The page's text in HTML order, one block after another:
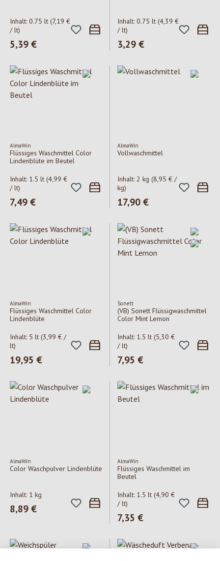
Inhalt: 0.75 lt (7,19 €
/ lt)
Regulärer Preis:
5,39 €
Inhalt: 0.75 lt (4,39 €
/ lt)
Regulärer Preis:
3,29 €
AlmaWin
Flüssiges Waschmittel Color
Lindenblüte im Beutel
Inhalt: 1.5 lt (4,99 €
/ lt)
Regulärer Preis:
7,49 €
AlmaWin
Vollwaschmittel
Inhalt: 2 kg (8,95 € /
kg)
Regulärer Preis:
17,90 €
AlmaWin
Flüssiges Waschmittel Color
Lindenblüte
Inhalt: 5 lt (3,99 € /
lt)
Regulärer Preis:
19,95 €
Sonett
(VB) Sonett Flüssigwaschmittel
Color Mint Lemon
Inhalt: 1.5 lt (5,30 €
/ lt)
Regulärer Preis:
7,95 €
AlmaWin
Color Waschpulver Lindenblüte
Inhalt: 1 kg
Regulärer Preis:
8,89 €
AlmaWin
Flüssiges Waschmittel im
Beutel
Inhalt: 1.5 lt (4,90 €
/ lt)
Regulärer Preis:
7,35 €